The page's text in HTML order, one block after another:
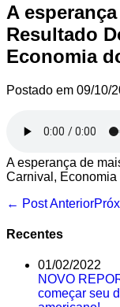
A
Resultado
Economia
Postado em 09/10/
A esperança de
Carnival,
Navegação
post
← Post Anterior
Recentes
01/02/2022
NOVO
começar seu